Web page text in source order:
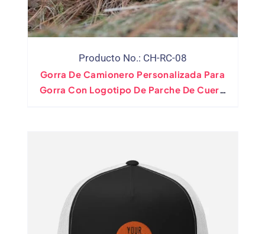
Producto No.: CH-RC-08
Gorra De Camionero Personalizada Para
Gorra Con Logotipo De Parche De Cuero